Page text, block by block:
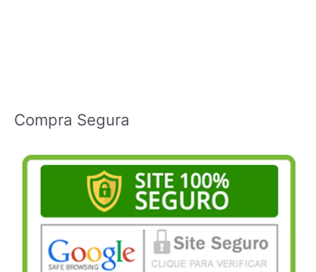
Compra Segura